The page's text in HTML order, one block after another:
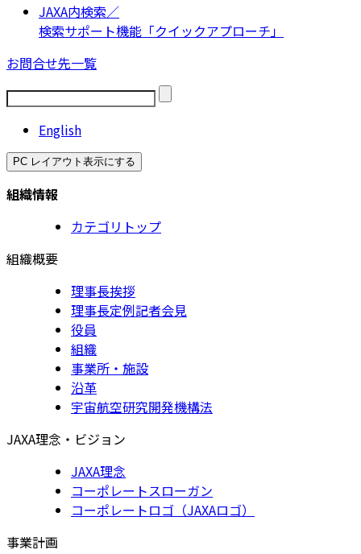
JAXA内検索／
検索サポート機能「クイックアプローチ」
お問合せ先一覧
English
PC レイアウト表示にする
組織情報
カテゴリトップ
組織概要
理事長挨拶
理事長定例記者会見
役員
組織
事業所・施設
沿革
宇宙航空研究開発機構法
JAXA理念・ビジョン
JAXA理念
コーポレートスローガン
コーポレートロゴ（JAXAロゴ）
事業計画